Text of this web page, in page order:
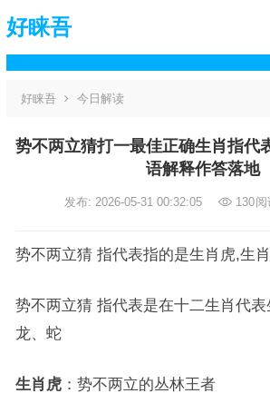
好睐吾
好睐吾 今日解读
势不两立猜打一最佳正确生肖指代
语解释作答落地
发布: 2026-05-31 00:32:05 130阅
势不两立猜 指代表指的是生肖虎,生
势不两立猜 指代表是在十二生肖代表
龙、蛇
生肖虎：势不两立的丛林王者